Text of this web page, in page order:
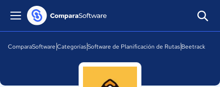
ComparaSoftware CategoríasSoftware de Planificación de Rutas Beetrack